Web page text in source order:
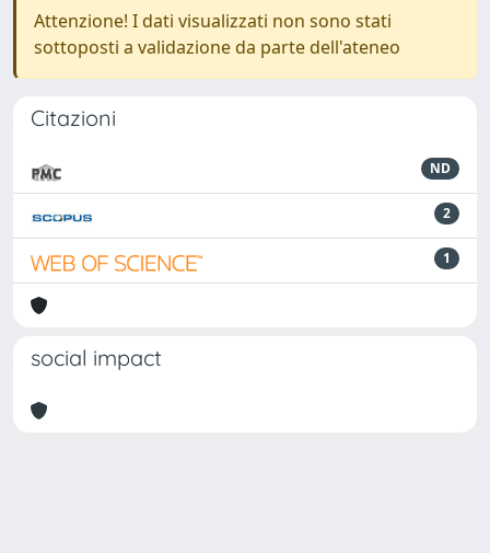
Attenzione! I dati visualizzati non sono stati
sottoposti a validazione da parte dell'ateneo
Citazioni
ND
2
1
social impact